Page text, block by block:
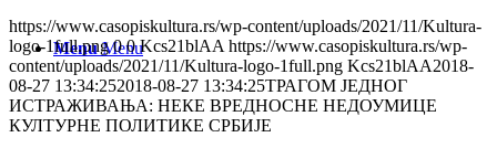
Menu Menu
https://www.casopiskultura.rs/wp-content/uploads/2021/11/Kultura-
logo-1full.png 0 0 Kcs21blAA https://www.casopiskultura.rs/wp-
content/uploads/2021/11/Kultura-logo-1full.png Kcs21blAA2018-
08-27 13:34:252018-08-27 13:34:25ТРАГОМ ЈЕДНОГ
ИСТРАЖИВАЊА: НЕКЕ ВРЕДНОСНЕ НЕДОУМИЦЕ
КУЛТУРНЕ ПОЛИТИКЕ СРБИЈЕ